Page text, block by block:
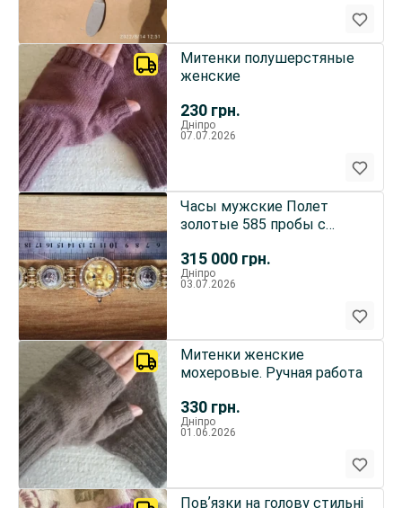
230 грн.
Митенки полушерстяные
женские
Дніпро
07.07.2026
315 000 грн.
Часы мужские Полет
золотые 585 пробы с
Дніпро
03.07.2026
330 грн.
Митенки женские
мохеровые. Ручная работа
Дніпро
01.06.2026
Повʼязки на голову стильні